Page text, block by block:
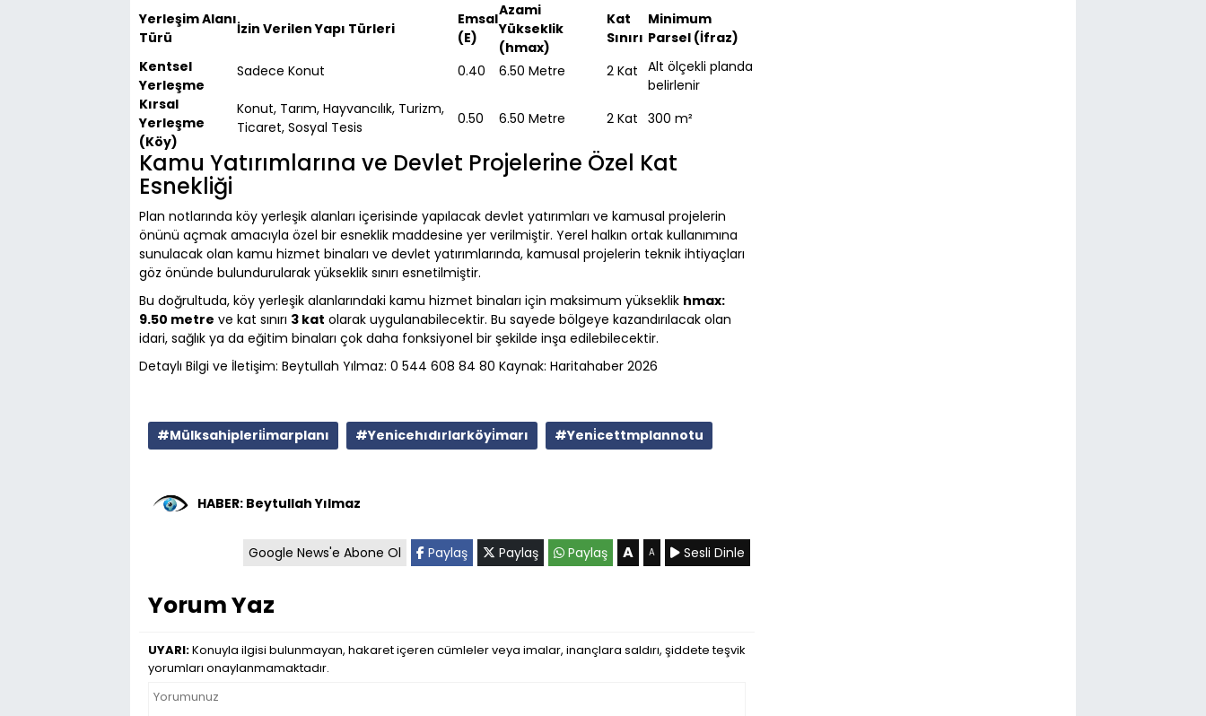
Yerleşim Alanı
Türü
İzin Verilen Yapı Türleri
Emsal
(E)
Azami
Yükseklik
(hmax)
Kat
Sınırı
Minimum
Parsel (İfraz)
Kentsel
Yerleşme
Sadece Konut 0.40 6.50 Metre 2 Kat Alt ölçekli planda
belirlenir
Kırsal
Yerleşme
(Köy)
Konut, Tarım, Hayvancılık, Turizm,
Ticaret, Sosyal Tesis
0.50 6.50 Metre 2 Kat 300 m²
Kamu Yatırımlarına ve Devlet Projelerine Özel Kat
Esnekliği
Plan notlarında köy yerleşik alanları içerisinde yapılacak devlet yatırımları ve kamusal projelerin
önünü açmak amacıyla özel bir esneklik maddesine yer verilmiştir. Yerel halkın ortak kullanımına
sunulacak olan kamu hizmet binaları ve devlet yatırımlarında, kamusal projelerin teknik ihtiyaçları
göz önünde bulundurularak yükseklik sınırı esnetilmiştir.
Bu doğrultuda, köy yerleşik alanlarındaki kamu hizmet binaları için maksimum yükseklik hmax:
9.50 metre ve kat sınırı 3 kat olarak uygulanabilecektir. Bu sayede bölgeye kazandırılacak olan
idari, sağlık ya da eğitim binaları çok daha fonksiyonel bir şekilde inşa edilebilecektir.
Detaylı Bilgi ve İletişim: Beytullah Yılmaz: 0 544 608 84 80 Kaynak: Haritahaber 2026
#Mülksahiplerii̇marplanı #Yenicehıdırlarköyi̇marı #Yeni̇cettmplannotu
HABER: Beytullah Yılmaz
Google News'e Abone Ol Paylaş Paylaş Paylaş A A Sesli Dinle
Yorum Yaz
UYARI:Konuyla ilgisi bulunmayan, hakaret içeren cümleler veya imalar, inançlara saldırı, şiddete teşvik
yorumları onaylanmamaktadır.